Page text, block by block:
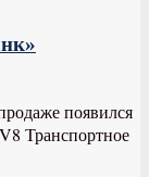
появился
Транспортное